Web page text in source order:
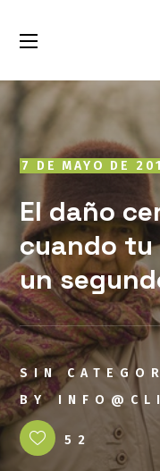
7 DE MAYO DE
El daño
cuando tu
un
SIN
BY
52